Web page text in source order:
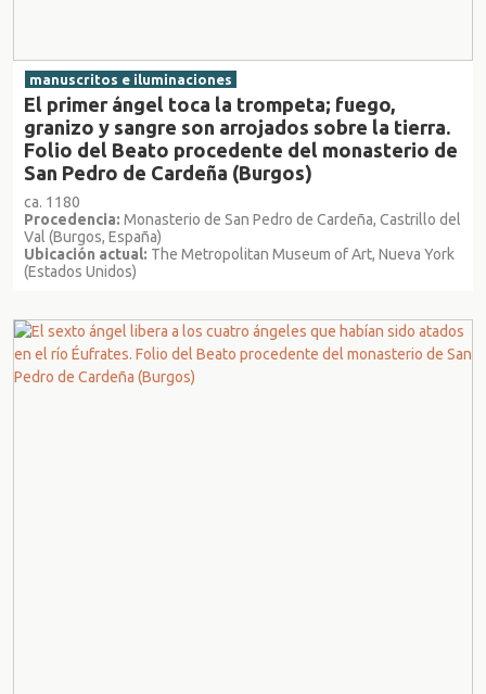
manuscritos e iluminaciones
El primer ángel toca la trompeta; fuego,
granizo y sangre son arrojados sobre la tierra.
Folio del Beato procedente del monasterio de
San Pedro de Cardeña (Burgos)
ca. 1180
Procedencia: Monasterio de San Pedro de Cardeña, Castrillo del
Val (Burgos, España)
Ubicación actual: The Metropolitan Museum of Art, Nueva York
(Estados Unidos)